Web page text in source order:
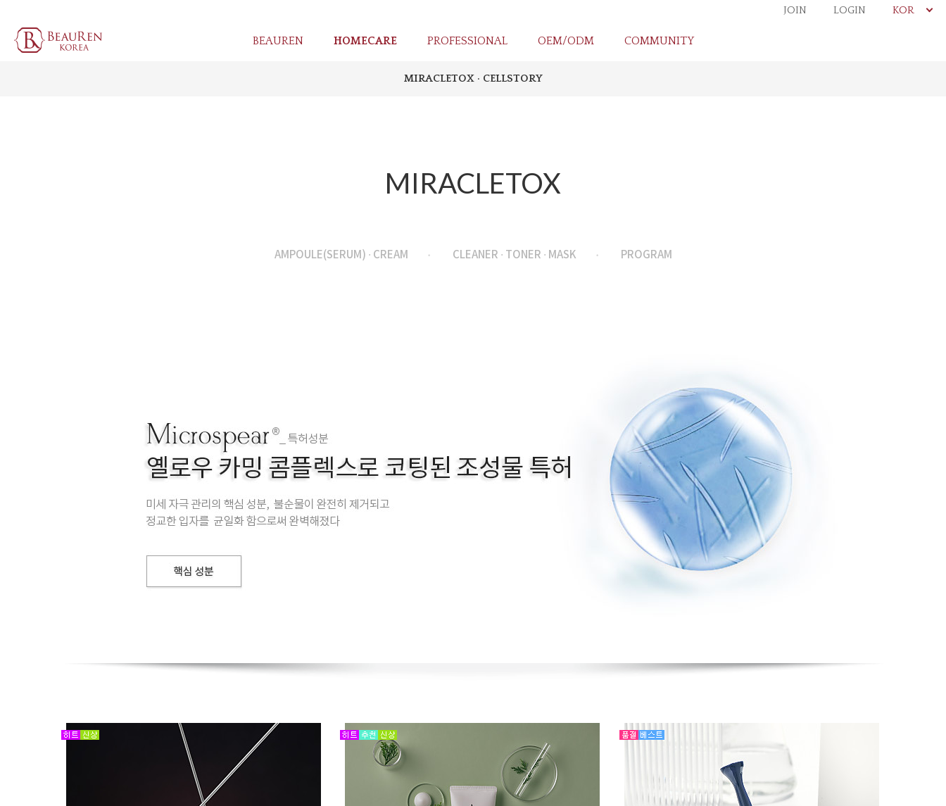
JOIN LOGIN KOR
BEAUREN HOMECARE PROFESSIONAL OEM/ODM COMMUNITY
MIRACLETOX · CELLSTORY
MIRACLETOX
AMPOULE(SERUM) · CREAM CLEANER · TONER · MASK PROGRAM